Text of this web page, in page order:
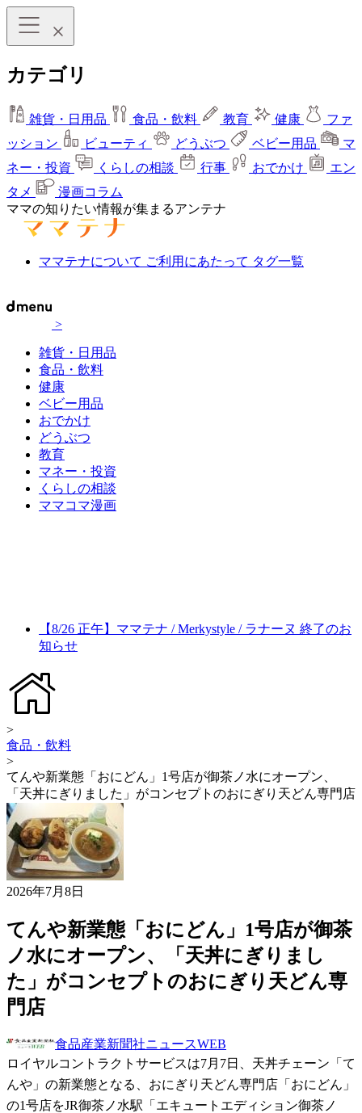
カテゴリ
雑貨・日用品 食品・飲料 教育 健康
ファ
ッション
ビューティ どうぶつ ベビー用品
マ
ネー・投資
くらしの相談 行事 おでかけ
エン
タメ
漫画コラム
ママの知りたい情報が集まるアンテナ
ママテナについて ご利用にあたって タグ一覧
>
雑貨・日用品
食品・飲料
健康
ベビー用品
おでかけ
どうぶつ
教育
マネー・投資
くらしの相談
ママコマ漫画
【8/26 正午】ママテナ / Merkystyle / ラナーヌ 終了のお
知らせ
>
食品・飲料
>
てんや新業態「おにどん」1号店が御茶ノ水にオープン、
「天丼にぎりました」がコンセプトのおにぎり天どん専門店
2026年7月8日
てんや新業態「おにどん」1号店が御茶
ノ水にオープン、「天丼にぎりまし
た」がコンセプトのおにぎり天どん専
門店
食品産業新聞社ニュースWEB
ロイヤルコントラクトサービスは7月7日、天丼チェーン「て
んや」の新業態となる、おにぎり天どん専門店「おにどん」
の1号店をJR御茶ノ水駅「エキュートエディション御茶ノ